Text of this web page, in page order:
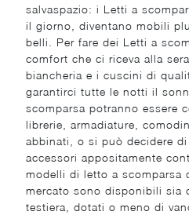
salvaspazio: i Letti a
il giorno, diventano mobili
belli. Per fare dei Letti a
comfort che ci riceva alla
biancheria e i cuscini di
garantirci tutte le notti il
scomparsa potranno essere
librerie, armadiature,
abbinati, o si può decidere
accessori appositamente
modelli di letto a scomparsa
mercato sono disponibili sia
testiera, dotati o meno di